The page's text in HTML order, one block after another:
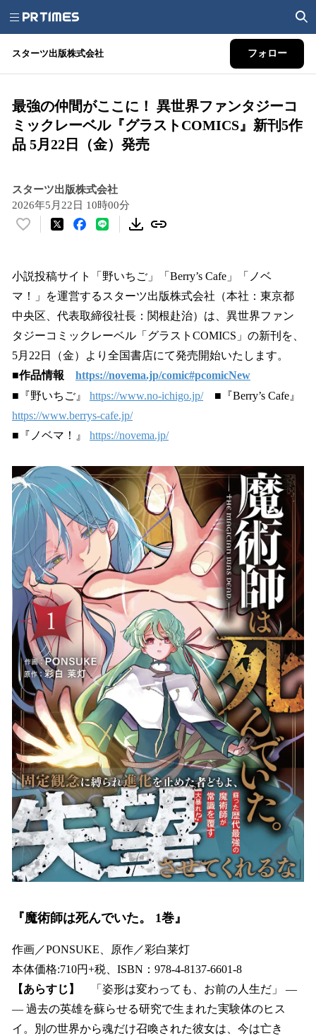
スターツ出版株式会社 フォロー
最強の仲間がここに！ 異世界ファンタジーコ
ミックレーベル『グラストCOMICS』新刊5作
品 5月22日（金）発売
スターツ出版株式会社
2026年5月22日 10時00分
い
！
数
読
み
込
み
中
で
小説投稿サイト「野いちご」「Berry’s Cafe」「ノベ
マ！」を運営するスターツ出版株式会社（本社：東京都
中央区、代表取締役社長：関根赴治）は、異世界ファン
タジーコミックレーベル「グラストCOMICS」の新刊を、
5月22日（金）より全国書店にて発売開始いたします。
■作品情報 https://novema.jp/comic#pcomicNew
■『野いちご』 https://www.no-ichigo.jp/■『Berry’s Cafe』
https://www.berrys-cafe.jp/
■『ノベマ！』 https://novema.jp/
『魔術師は死んでいた。 1巻』
作画／PONSUKE、原作／彩白莱灯
本体価格:710円+税、ISBN：978-4-8137-6601-8
【あらすじ】
「姿形は変わっても、お前の人生だ」 ―
― 過去の英雄を蘇らせる研究で生まれた実験体のヒス
イ。別の世界から魂だけ召喚された彼女は、今は亡き